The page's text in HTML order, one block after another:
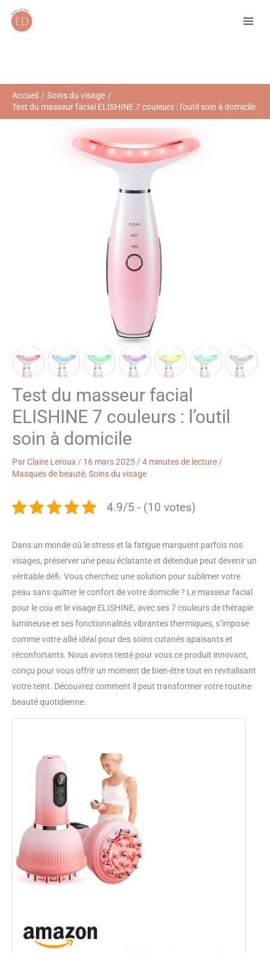
Accueil
Soins du visage
Test du masseur facial ELISHINE 7 couleurs : l’outil soin à domicile
Test du masseur facial
ELISHINE 7 couleurs : l’outil
soin à domicile
ParClaire Leroux / 16 mars 2025 /4 minutes de lecture /
Masques de beauté, Soins du visage
4.9/5 - (10 votes)
Dans un monde où le stress et la fatigue marquent parfois nos
visages, préserver une peau éclatante et détendue peut devenir un
véritable défi. Vous cherchez une solution pour sublimer votre
peau sans quitter le confort de votre domicile ? Le masseur facial
pour le cou et le visage ELISHINE, avec ses 7 couleurs de thérapie
lumineuse et ses fonctionnalités vibrantes thermiques, s’impose
comme votre allié idéal pour des soins cutanés apaisants et
réconfortants. Nous avons testé pour vous ce produit innovant,
conçu pour vous offrir un moment de bien-être tout en revitalisant
votre teint. Découvrez comment il peut transformer votre routine
beauté quotidienne.
R
e
r
c